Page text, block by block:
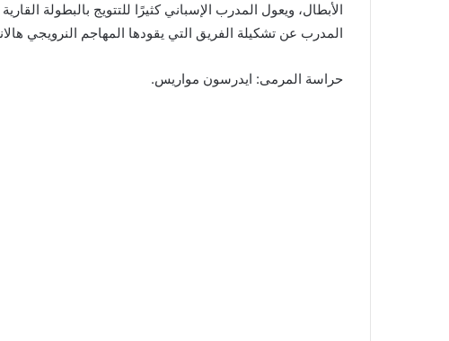
الأبطال، ويعول المدرب الإسباني كثيرًا للتتويج بالبطولة
المدرب عن تشكيلة الفريق التي يقودها المهاجم النرويجي
حراسة المرمى: ايدرسون مواريس.